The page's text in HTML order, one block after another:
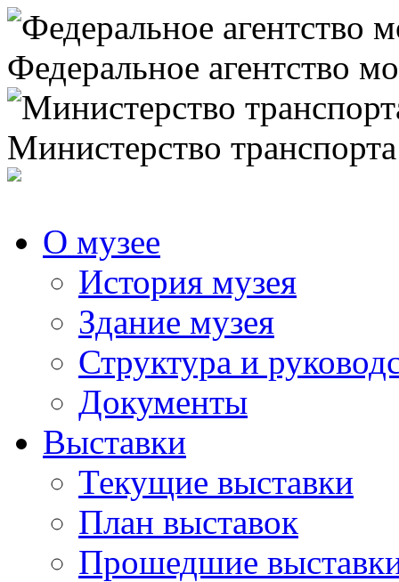
Федеральное агентство
Министерство
О музее
История музея
Здание музея
Структура и
Документы
Выставки
Текущие выставки
План выставок
Прошедшие